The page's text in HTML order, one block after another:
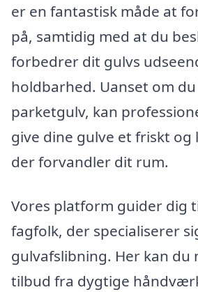
er en fantastisk måde at
på, samtidig med at du
forbedrer dit gulvs
holdbarhed. Uanset om
parketgulv, kan
give dine gulve et friskt og
der forvandler dit rum.
Vores platform guider dig
fagfolk, der specialiserer
gulvafslibning. Her kan du
tilbud fra dygtige